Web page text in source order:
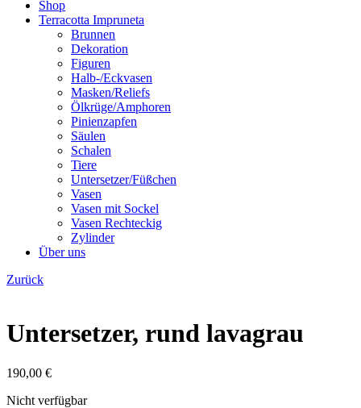
Shop
Terracotta Impruneta
Brunnen
Dekoration
Figuren
Halb-/Eckvasen
Masken/Reliefs
Ölkrüge/Amphoren
Pinienzapfen
Säulen
Schalen
Tiere
Untersetzer/Füßchen
Vasen
Vasen mit Sockel
Vasen Rechteckig
Zylinder
Über uns
Zurück
Untersetzer, rund lavagrau
190,00 €
Nicht verfügbar